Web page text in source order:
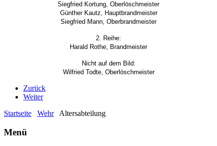
Siegfried Kortung, Oberlöschmeister
Günther Kautz, Hauptbrandmeister
Siegfried Mann, Oberbrandmeister
2. Reihe:
Harald Rothe, Brandmeister
Nicht auf dem Bild:
Wilfried Todte, Oberlöschmeister
Zurück
Weiter
Startseite
Wehr Altersabteilung
Menü